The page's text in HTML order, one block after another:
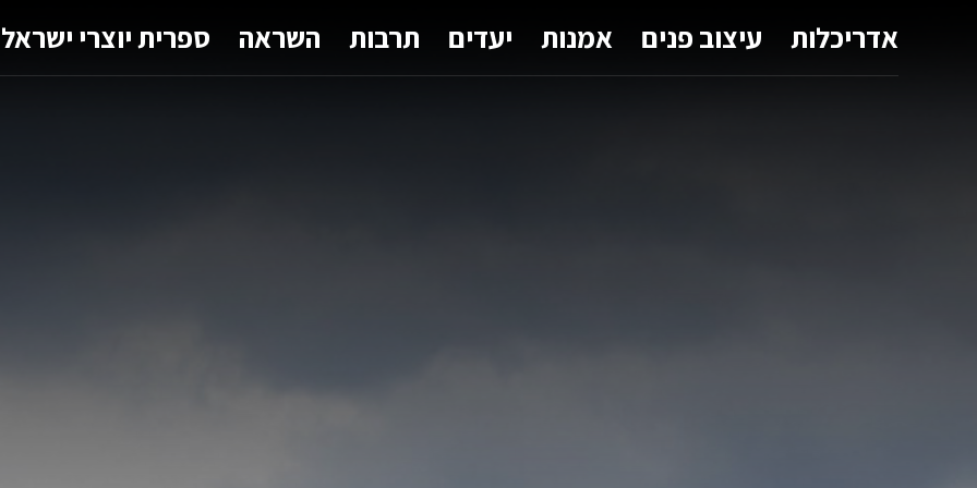
אדריכלות עיצוב פנים אמנות יעדים תרבות השראה ספרית יוצרי ישראל